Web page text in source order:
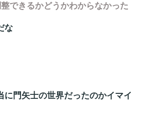
できるかどうかわからなかった
な
に門矢士の世界だったのかイマイ